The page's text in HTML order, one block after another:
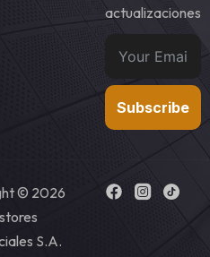
actualizaciones
Subscribe
© 2026
S.A.